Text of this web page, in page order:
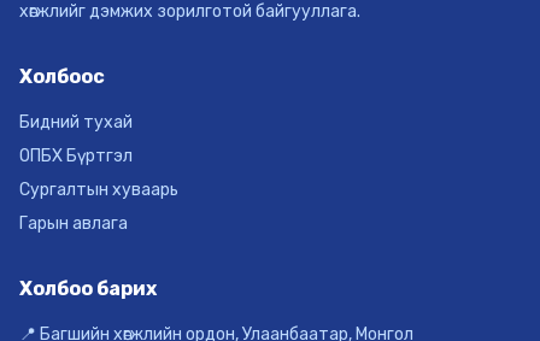
хөгжлийг дэмжих зорилготой байгууллага.
Холбоос
Бидний тухай
ОПБХ Бүртгэл
Сургалтын хуваарь
Гарын авлага
Холбоо барих
📍 Багшийн хөгжлийн ордон, Улаанбаатар, Монгол